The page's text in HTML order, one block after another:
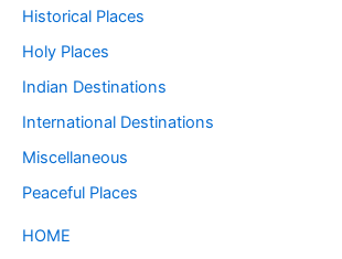
Historical Places
Holy Places
Indian Destinations
International Destinations
Miscellaneous
Peaceful Places
HOME